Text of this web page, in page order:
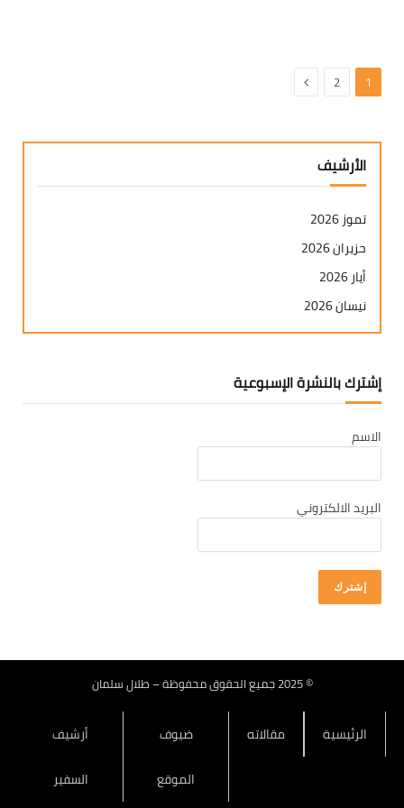
1
2 التالي
الأرشيف
تموز 2026
حزيران 2026
أيار 2026
نيسان 2026
آذار 2026
كانون ثاني 2026
تشرين ثاني 2025
تشرين أول 2025
أيلول 2025
تموز 2025
حزيران 2025
كانون ثاني 2025
إشترك بالنشرة الإسبوعية
الاسم
البريد الالكتروني
© 2025 جميع الحقوق محفوظة – طلال سلمان
الرئيسية مقالاته
ضيوف
الموقع
أرشيف
السفير